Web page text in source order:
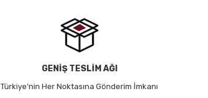
GENİŞ TESLİM AĞI
Türkiye’nin Her Noktasına Gönderim İmkanı